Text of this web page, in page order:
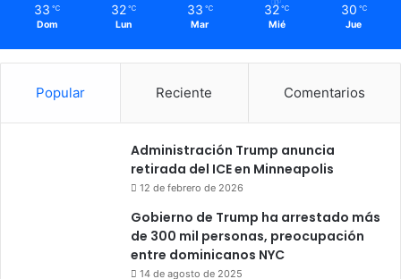
33 ℃
Dom
32 ℃
Lun
33 ℃
Mar
32 ℃
Mié
30 ℃
Jue
Popular Reciente Comentarios
Administración Trump anuncia
retirada del ICE en Minneapolis
12 de febrero de 2026
Gobierno de Trump ha arrestado más
de 300 mil personas, preocupación
entre dominicanos NYC
14 de agosto de 2025